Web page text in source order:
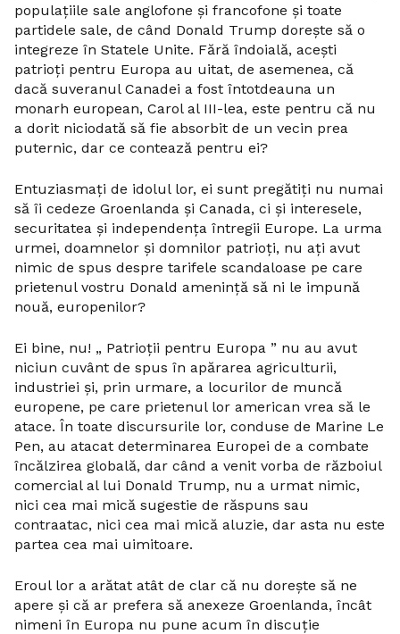
populațiile sale anglofone și francofone și toate
partidele sale, de când Donald Trump dorește să o
integreze în Statele Unite. Fără îndoială, acești
patrioți pentru Europa au uitat, de asemenea, că
dacă suveranul Canadei a fost întotdeauna un
monarh european, Carol al III-lea, este pentru că nu
a dorit niciodată să fie absorbit de un vecin prea
puternic, dar ce contează pentru ei?
Entuziasmați de idolul lor, ei sunt pregătiți nu numai
să îi cedeze Groenlanda și Canada, ci și interesele,
securitatea și independența întregii Europe. La urma
urmei, doamnelor și domnilor patrioți, nu ați avut
nimic de spus despre tarifele scandaloase pe care
prietenul vostru Donald amenință să ni le impună
nouă, europenilor?
Ei bine, nu! „ Patrioții pentru Europa ” nu au avut
niciun cuvânt de spus în apărarea agriculturii,
industriei și, prin urmare, a locurilor de muncă
europene, pe care prietenul lor american vrea să le
atace. În toate discursurile lor, conduse de Marine Le
Pen, au atacat determinarea Europei de a combate
încălzirea globală, dar când a venit vorba de războiul
comercial al lui Donald Trump, nu a urmat nimic,
nici cea mai mică sugestie de răspuns sau
contraatac, nici cea mai mică aluzie, dar asta nu este
partea cea mai uimitoare.
Eroul lor a arătat atât de clar că nu dorește să ne
apere și că ar prefera să anexeze Groenlanda, încât
nimeni în Europa nu pune acum în discuție